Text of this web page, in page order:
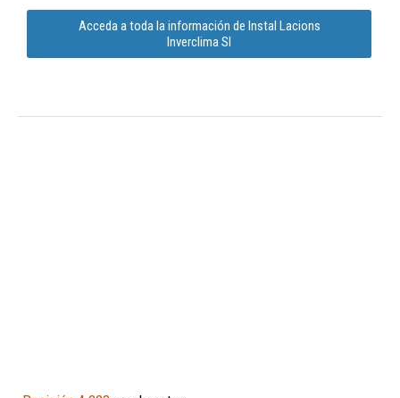
Acceda a toda la información de Instal Lacions
Inverclima Sl